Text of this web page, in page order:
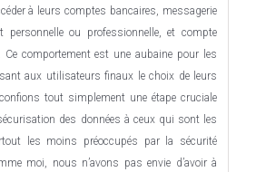
à leurs comptes bancaires, messagerie
personnelle ou professionnelle, et compte
Ce comportement est une aubaine pour les
aux utilisateurs finaux le choix de leurs
tout simplement une étape cruciale
des données à ceux qui sont les
les moins préoccupés par la sécurité
moi, nous n’avons pas envie d’avoir à